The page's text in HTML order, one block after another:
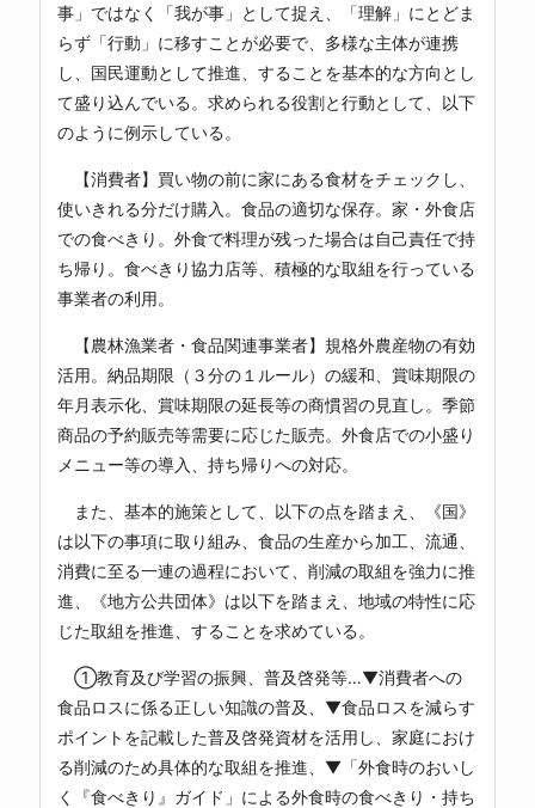
事」ではなく「我が事」として捉え、「理解」にとどま
らず「行動」に移すことが必要で、多様な主体が連携
し、国民運動として推進、することを基本的な方向とし
て盛り込んでいる。求められる役割と行動として、以下
のように例示している。
【消費者】買い物の前に家にある食材をチェックし、
使いきれる分だけ購入。食品の適切な保存。家・外食店
での食べきり。外食で料理が残った場合は自己責任で持
ち帰り。食べきり協力店等、積極的な取組を行っている
事業者の利用。
【農林漁業者・食品関連事業者】規格外農産物の有効
活用。納品期限（３分の１ルール）の緩和、賞味期限の
年月表示化、賞味期限の延長等の商慣習の見直し。季節
商品の予約販売等需要に応じた販売。外食店での小盛り
メニュー等の導入、持ち帰りへの対応。
また、基本的施策として、以下の点を踏まえ、《国》
は以下の事項に取り組み、食品の生産から加工、流通、
消費に至る一連の過程において、削減の取組を強力に推
進、《地方公共団体》は以下を踏まえ、地域の特性に応
じた取組を推進、することを求めている。
①教育及び学習の振興、普及啓発等…▼消費者への
食品ロスに係る正しい知識の普及、▼食品ロスを減らす
ポイントを記載した普及啓発資材を活用し、家庭におけ
る削減のため具体的な取組を推進、▼「外食時のおいし
く『食べきり』ガイド」による外食時の食べきり・持ち